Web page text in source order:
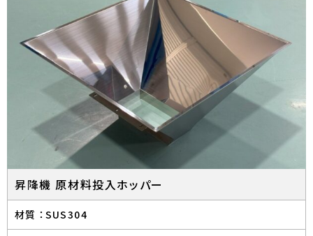
昇降機 原材料投入ホッパー
材質 ： SUS304